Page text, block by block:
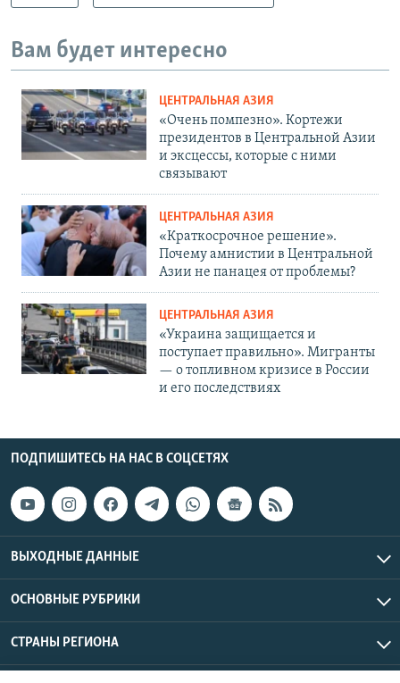
Вам будет интересно
ЦЕНТРАЛЬНАЯ АЗИЯ
«Очень помпезно». Кортежи
президентов в Центральной Азии
и эксцессы, которые с ними
связывают
ЦЕНТРАЛЬНАЯ АЗИЯ
«Краткосрочное решение».
Почему амнистии в Центральной
Азии не панацея от проблемы?
ЦЕНТРАЛЬНАЯ АЗИЯ
«Украина защищается и
поступает правильно». Мигранты
— о топливном кризисе в России
и его последствиях
ПОДПИШИТЕСЬ НА НАС В СОЦСЕТЯХ
ВЫХОДНЫЕ ДАННЫЕ
ОСНОВНЫЕ РУБРИКИ
СТРАНЫ РЕГИОНА